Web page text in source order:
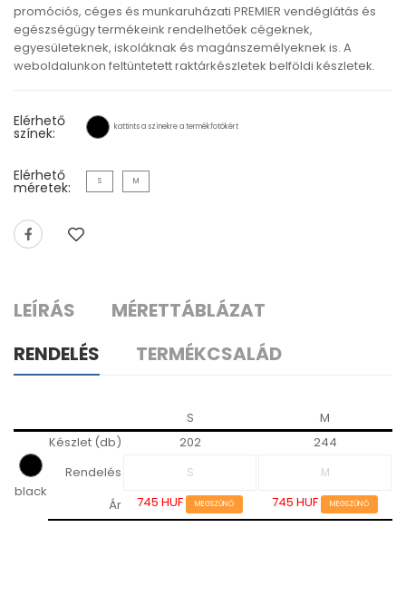
promóciós, céges és munkaruházati PREMIER vendéglátás és
egészségügy termékeink rendelhetőek cégeknek,
egyesületeknek, iskoláknak és magánszemélyeknek is. A
weboldalunkon feltüntetett raktárkészletek belföldi készletek.
Elérhető
színek: kattints a színekre a termékfotókért
Elérhető
méretek: S M
LEÍRÁS
MÉRETTÁBLÁZAT
RENDELÉS
TERMÉKCSALÁD
S M
black
Készlet (db) 202
244
Rendelés
Ár
745 HUF MEGSZŰNŐ 745 HUF MEGSZŰNŐ